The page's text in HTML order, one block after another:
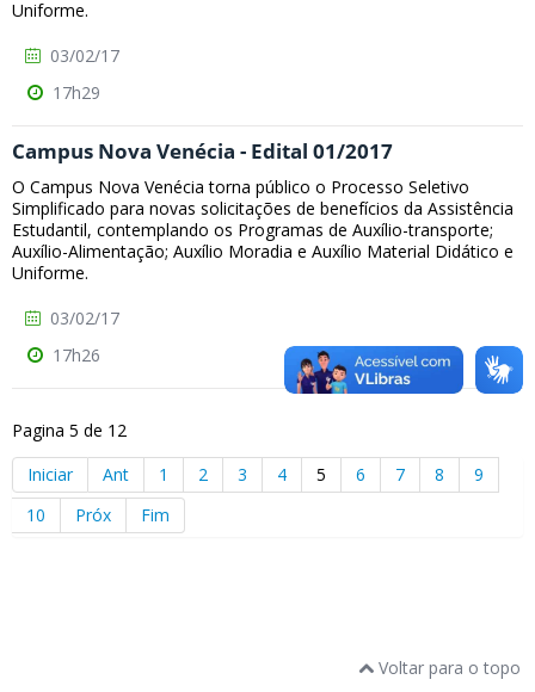
Uniforme.
03/02/17
17h29
Campus Nova Venécia - Edital 01/2017
O Campus Nova Venécia torna público o Processo Seletivo
Simplificado para novas solicitações de benefícios da Assistência
Estudantil, contemplando os Programas de Auxílio-transporte;
Auxílio-Alimentação; Auxílio Moradia e Auxílio Material Didático e
Uniforme.
03/02/17
17h26
Pagina 5 de 12
Iniciar
Ant 1 2 3 4 5 6 7 8
9
10
Próx Fim
Voltar para o topo